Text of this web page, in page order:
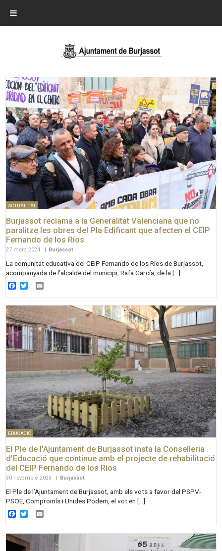
ACTUALITAT
Burjassot reclama a la Generalitat Valenciana que no
paralitze les obres del Pla Edificant que afecten el CEIP
Fernando de los Ríos
27 març 2024 Burjassot
La comunitat educativa del CEIP Fernando de los Ríos de Burjassot,
acompanyada de l’alcalde del municipi, Rafa García, de la […]
Facebook
Twitter
EDUCACIÓ
El Ple de l’Ajuntament de Burjassot insta la Conselleria
d’Educació que continue amb el projecte de rehabilitació
del CEIP Fernando de los Ríos
30 novembre 2023 | Burjassot
El Ple de l’Ajuntament de Burjassot, amb els vots a favor del PSPV-
PSOE, Compromís i Unides Podem, el vot en […]
Facebook
Twitter